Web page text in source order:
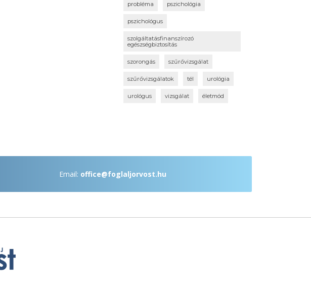
probléma pszichológia
pszichológus
szolgáltatásfinanszírozó
egészségbiztosítás
szorongás szűrővizsgálat
szűrővizsgálatok tél urológia
urológus vizsgálat életmód
Email: office@foglaljorvost.hu